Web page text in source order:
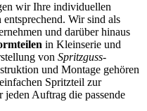
wir Ihre individuellen
entsprechend. Wir sind als
und darüber hinaus
in Kleinserie und
von Spritzguss-
und Montage gehören
Spritzteil zur
Auftrag die passende